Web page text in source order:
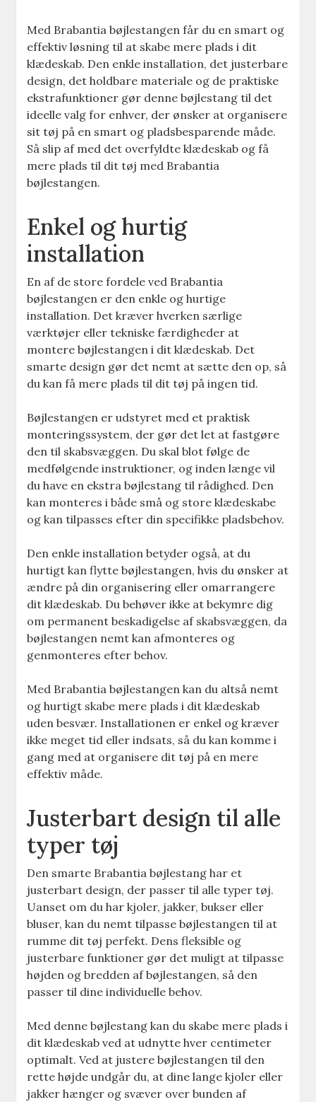
Med Brabantia bøjlestangen får du en smart og
effektiv løsning til at skabe mere plads i dit
klædeskab. Den enkle installation, det justerbare
design, det holdbare materiale og de praktiske
ekstrafunktioner gør denne bøjlestang til det
ideelle valg for enhver, der ønsker at organisere
sit tøj på en smart og pladsbesparende måde.
Så slip af med det overfyldte klædeskab og få
mere plads til dit tøj med Brabantia
bøjlestangen.
Enkel og hurtig
installation
En af de store fordele ved Brabantia
bøjlestangen er den enkle og hurtige
installation. Det kræver hverken særlige
værktøjer eller tekniske færdigheder at
montere bøjlestangen i dit klædeskab. Det
smarte design gør det nemt at sætte den op, så
du kan få mere plads til dit tøj på ingen tid.
Bøjlestangen er udstyret med et praktisk
monteringssystem, der gør det let at fastgøre
den til skabsvæggen. Du skal blot følge de
medfølgende instruktioner, og inden længe vil
du have en ekstra bøjlestang til rådighed. Den
kan monteres i både små og store klædeskabe
og kan tilpasses efter din specifikke pladsbehov.
Den enkle installation betyder også, at du
hurtigt kan flytte bøjlestangen, hvis du ønsker at
ændre på din organisering eller omarrangere
dit klædeskab. Du behøver ikke at bekymre dig
om permanent beskadigelse af skabsvæggen, da
bøjlestangen nemt kan afmonteres og
genmonteres efter behov.
Med Brabantia bøjlestangen kan du altså nemt
og hurtigt skabe mere plads i dit klædeskab
uden besvær. Installationen er enkel og kræver
ikke meget tid eller indsats, så du kan komme i
gang med at organisere dit tøj på en mere
effektiv måde.
Justerbart design til alle
typer tøj
Den smarte Brabantia bøjlestang har et
justerbart design, der passer til alle typer tøj.
Uanset om du har kjoler, jakker, bukser eller
bluser, kan du nemt tilpasse bøjlestangen til at
rumme dit tøj perfekt. Dens fleksible og
justerbare funktioner gør det muligt at tilpasse
højden og bredden af bøjlestangen, så den
passer til dine individuelle behov.
Med denne bøjlestang kan du skabe mere plads i
dit klædeskab ved at udnytte hver centimeter
optimalt. Ved at justere bøjlestangen til den
rette højde undgår du, at dine lange kjoler eller
jakker hænger og svæver over bunden af